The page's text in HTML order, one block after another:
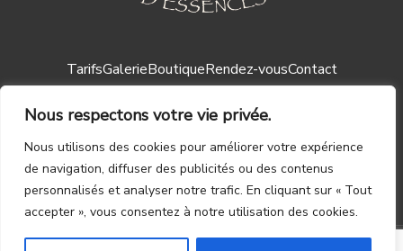
Nous respectons votre vie privée.
Nous utilisons des cookies pour améliorer votre expérience
de navigation, diffuser des publicités ou des contenus
personnalisés et analyser notre trafic. En cliquant sur « Tout
accepter », vous consentez à notre utilisation des cookies.
TarifsGalerieBoutiqueRendez-vousContact
Mentions légales ┃CGV